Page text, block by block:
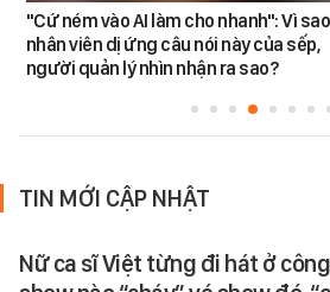
"Cứ ném vào AI làm cho nhanh": Vì sao
nhân viên dị ứng câu nói này của sếp,
người quản lý nhìn nhận ra sao?
TIN MỚI CẬP NHẬT
Nữ ca sĩ Việt từng đi hát ở